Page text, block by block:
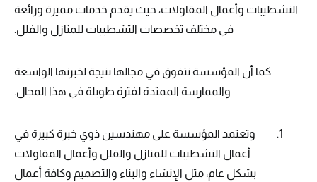
التشطيبات وأعمال المقاولات، حيث يقدم خدمات مميزة ورائعة
في مختلف تخصصات التشطيبات للمنازل والفلل.
كما أن المؤسسة تتفوق في مجالها نتيجة لخبرتها الواسعة
والممارسة الممتدة لفترة طويلة في هذا المجال.
وتعتمد المؤسسة على مهندسين ذوي خبرة كبيرة في
أعمال التشطيبات للمنازل والفلل وأعمال المقاولات
بشكل عام، مثل الإنشاء والبناء والتصميم وكافة أعمال